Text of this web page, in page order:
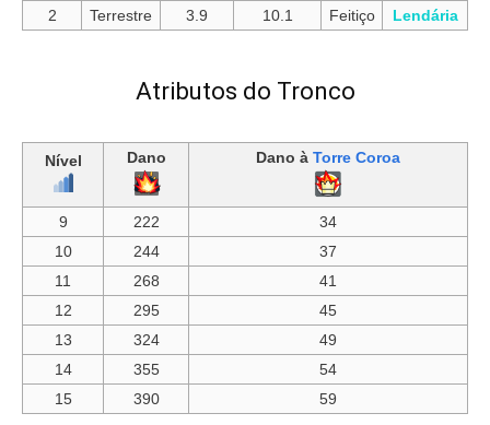
2 Terrestre 3.9 10.1 Feitiço Lendária
Atributos do Tronco
Nível Dano Dano à Torre Coroa
9 222
34
10
244
37
11
268
41
12
295
45
13
324
49
14
355
54
15
390 59